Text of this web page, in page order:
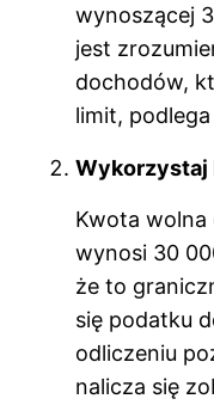
wynoszącej
jest
dochodów,
limit,
Wykorzystaj
Kwota
wynosi 30
że to
się podatku
odliczeniu
nalicza się